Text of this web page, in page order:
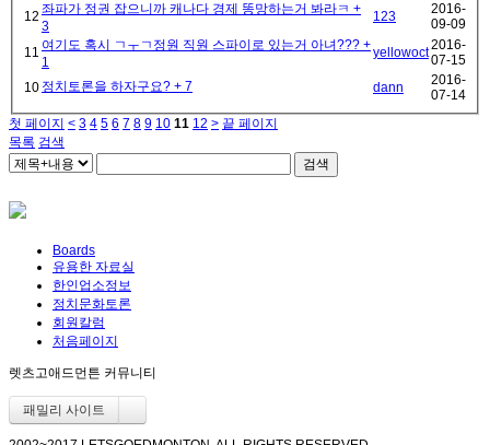
12 좌파가 정권 잡으니까 캐나다 경제 똥망하는거 봐라ㅋ +
3
123
2016-
09-09
11 여기도 혹시 ㄱㅜㄱ정원 직원 스파이로 있는거 아녀??? +
1
yellowoct2016-
07-15
10 정치토론을 하자구요? + 7 dann
2016-
07-14
첫 페이지 < 3 4 5 6 7 8 9 10 11 12 > 끝 페이지
목록 검색
검색
Boards
유용한 자료실
한인업소정보
정치문화토론
회원칼럼
처음페이지
렛츠고애드먼튼 커뮤니티
패밀리 사이트